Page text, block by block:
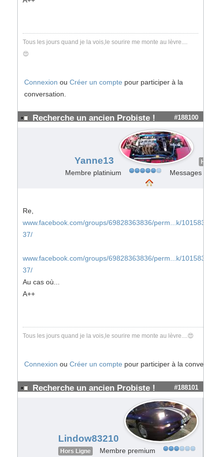
Tous les jours quand je la vois,le sourire me monte au lèvre....
😍
Connexion ou Créer un compte pour participer à la
conversation.
Recherche un ancien Probiste ! #188100
Yanne13 Hors
Membre platinium Messages : 650
Re,
www.facebook.com/groups/69828363836/perm...k/
37/
www.facebook.com/groups/69828363836/perm...k/
37/
Au cas où...
A++
Tous les jours quand je la vois,le sourire me monte au lèvre....😍
Connexion ou Créer un compte pour participer à la
Recherche un ancien Probiste ! #188101
Lindow83210
Hors Ligne Membre premium